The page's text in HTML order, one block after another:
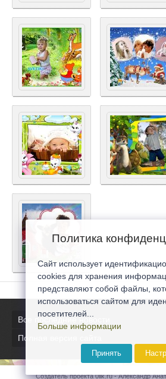
Все последние новости
Полная версия сайта
Создатель проекта 0lik.ru - Александр
Политика
Сайт использует
cookies для хранения
представляют собой файлы,
использоваться сайтом для
посетителей...
Больше информации
Принять